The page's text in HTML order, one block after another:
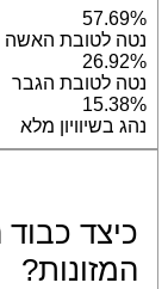
57.69%
נטה לטובת האשה
26.92%
נטה לטובת הגבר
15.38%
נהג בשיוויון מלא
כיצד
המזונות?